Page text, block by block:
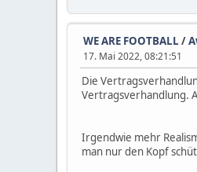
WE ARE FOOTBALL /
17. Mai 2022, 08:21:51
Die
Vertragsverhandlung.
Irgendwie mehr
man nur den Kopf